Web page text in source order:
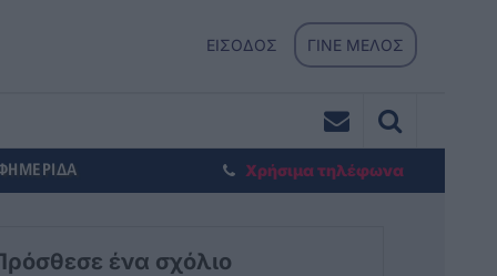
ΕΙΣΟΔΟΣ ΓΙΝΕ ΜΕΛΟΣ
Χρήσιμα τηλέφωνα
ένα σχόλιο